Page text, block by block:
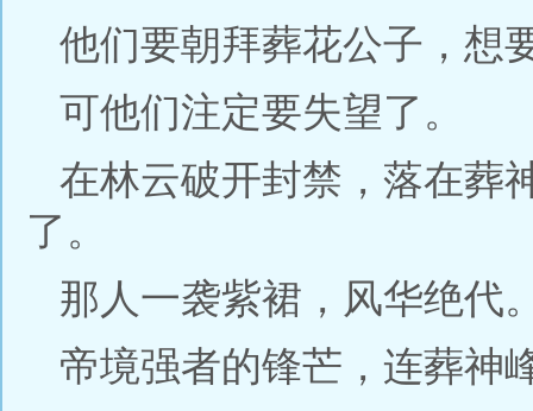
他们要朝拜葬花公子，想
可他们注定要失望了。
在林云破开封禁，落在葬
了。
那人一袭紫裙，风华绝代
帝境强者的锋芒，连葬神